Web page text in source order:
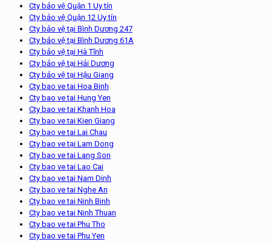
Cty bảo vệ Quận 1 Uy tín
Cty bảo vệ Quận 12 Uy tín
Cty bảo vệ tại Bình Dương 247
Cty bảo vệ tại Bình Dương 61A
Cty bảo vệ tại Hà Tĩnh
Cty bảo vệ tại Hải Dương
Cty bảo vệ tại Hậu Giang
Cty bao ve tai Hoa Binh
Cty bao ve tai Hung Yen
Cty bao ve tai Khanh Hoa
Cty bao ve tai Kien Giang
Cty bao ve tai Lai Chau
Cty bao ve tại Lam Dong
Cty bao ve tai Lang Son
Cty bao ve tai Lao Cai
Cty bao ve tai Nam Dinh
Cty bao ve tai Nghe An
Cty bao ve tai Ninh Binh
Cty bao ve tai Ninh Thuan
Cty bao ve tai Phu Tho
Cty bao ve tai Phu Yen